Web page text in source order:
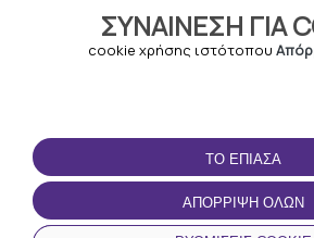
ΣΥΝΑΊΝΕΣΗ ΓΙΑ
cookie χρήσης ιστότοπου
ΤΟ ΈΠΙΑΣΑ
ΑΠΌΡΡΙΨΗ ΌΛΩΝ
ΟΡΟΙ ΧΡΉΣΗΣ
Οροι και Προϋποθέσεις
Πολιτική απορρήτου